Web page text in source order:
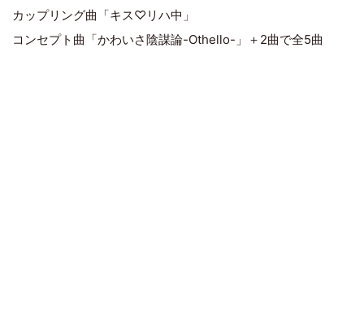
カップリング曲「キス♡リハ中」
コンセプト曲「かわいさ陰謀論-Othello-」＋2曲で全5曲